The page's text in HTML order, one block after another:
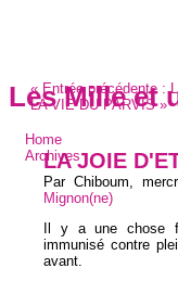
Les Mille et
Home
Archives
« Entrée précédente :
LA VIE DU PARVIS»
LA JOIE
Par Chiboum,
Mignon(ne)
Il y a une chose
immunisé contre
avant.